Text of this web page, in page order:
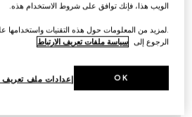
الويب هذا، فإنك توافق على شروط الاستخدام هذه.
.لمزيد من المعلومات حول هذه التقنيات واستخدامها
الرجوع إلى سياسة ملفات تعريف الارتباط
إعدادات ملف تعريف OK